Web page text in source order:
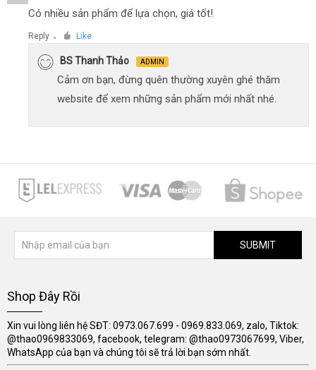
Có nhiều sản phẩm để lựa chọn, giá tốt!
Reply ● Like
BS Thanh Thảo ADMIN
Cảm ơn bạn, đừng quên thường xuyên ghé thăm
website để xem những sản phẩm mới nhất nhé.
SUBMIT
Shop Đây Rồi
Xin vui lòng liên hệ SĐT: 0973.067.699 - 0969.833.069, zalo, Tiktok:
@thao0969833069, facebook, telegram: @thao0973067699, Viber,
WhatsApp của bạn và chúng tôi sẽ trả lời bạn sớm nhất.